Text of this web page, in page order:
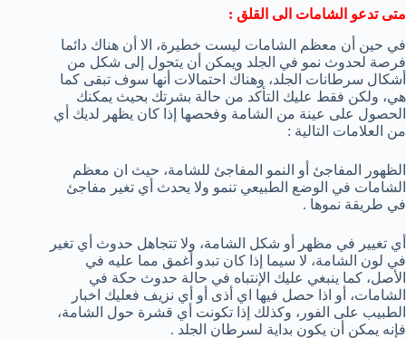
متى تدعو الشامات الى القلق :
في حين أن معظم الشامات ليست خطيرة، الا أن هناك دائما
فرصة لحدوث نمو في الجلد ويمكن أن يتحول إلى شكل من
أشكال سرطانات الجلد، وهناك احتمالات أنها سوف تبقى كما
هي، ولكن فقط عليك التأكد من حالة بشرتك بحيث يمكنك
الحصول على عينة من الشامة وفحصها إذا كان يظهر لديك أي
من العلامات التالية :
الظهور المفاجئ أو النمو المفاجئ للشامة، حيث ان معظم
الشامات في الوضع الطبيعي تنمو ولا يحدث أي تغير مفاجئ
في طريقة نموها .
أي تغيير في مظهر أو شكل الشامة، ولا تتجاهل حدوث أي تغير
في لون الشامة، لا سيما إذا كان تبدو أغمق مما عليه في
الأصل، كما ينبغي عليك الإنتباه في حالة حدوث حكة في
الشامات، أو اذا حصل فيها اي أذى أو أي نزيف فعليك اخبار
الطبيب على الفور، وكذلك إذا تكونت أي قشرة حول الشامة،
فإنه يمكن أن يكون بداية لسرطان الجلد .